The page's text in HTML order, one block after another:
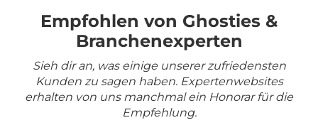
Empfohlen von Ghosties &
Branchenexperten
Sieh dir an, was einige unserer zufriedensten
Kunden zu sagen haben. Expertenwebsites
erhalten von uns manchmal ein Honorar für die
Empfehlung.